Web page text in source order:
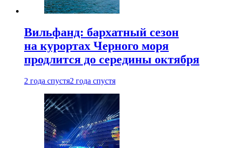
Вильфанд: бархатный сезон
на курортах Черного моря
продлится до середины октября
2 года спустя2 года спустя